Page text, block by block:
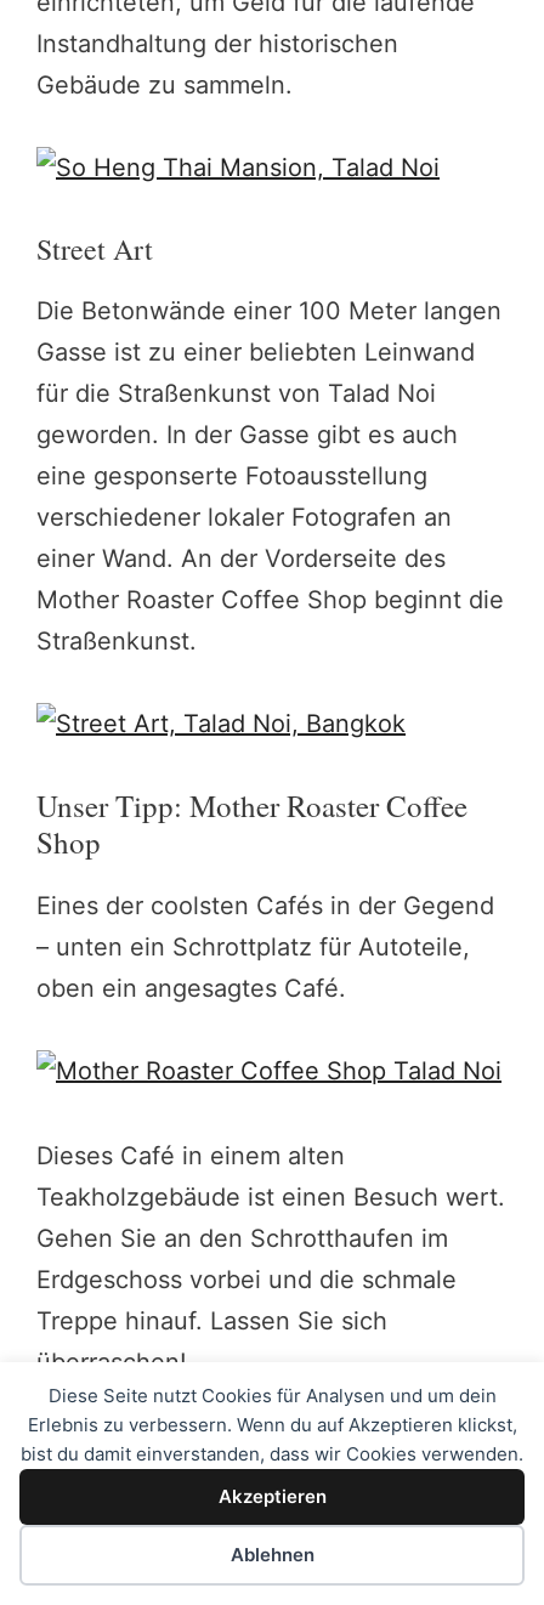
Diese Seite nutzt Cookies für Analysen und um dein
Erlebnis zu verbessern. Wenn du auf Akzeptieren klickst,
bist du damit einverstanden, dass wir Cookies verwenden.
Akzeptieren
Ablehnen
Instandhaltung der historischen
Gebäude zu sammeln.
Street Art
Die Betonwände einer 100 Meter langen
Gasse ist zu einer beliebten Leinwand
für die Straßenkunst von Talad Noi
geworden. In der Gasse gibt es auch
eine gesponserte Fotoausstellung
verschiedener lokaler Fotografen an
einer Wand. An der Vorderseite des
Mother Roaster Coffee Shop beginnt die
Straßenkunst.
Unser Tipp: Mother Roaster Coffee
Shop
Eines der coolsten Cafés in der Gegend
– unten ein Schrottplatz für Autoteile,
oben ein angesagtes Café.
Dieses Café in einem alten
Teakholzgebäude ist einen Besuch wert.
Gehen Sie an den Schrotthaufen im
Erdgeschoss vorbei und die schmale
Treppe hinauf. Lassen Sie sich
überraschen!
Gebäude der Marineabteilung und Pier
Obwohl das Königreich seit dem 17.
Jahrhundert kontinuierlich Seehandel
mit dem Ausland betrieb, begann Siam